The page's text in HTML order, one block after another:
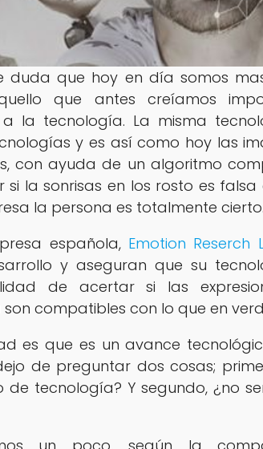
duda que hoy en día somos
que antes creíamos
la tecnología. La misma
y es así como hoy las
con ayuda de un algoritmo
si la sonrisas en los rosto es
la persona es totalmente cierto.
española, Emotion Reserch
y aseguran que su
de acertar si las
compatibles con lo que en
es que es un avance
de preguntar dos cosas;
de tecnología? Y segundo, ¿no